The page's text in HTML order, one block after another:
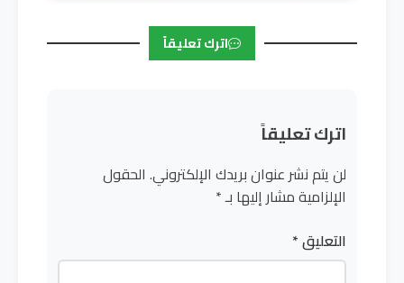
اترك تعليقاً
اترك تعليقاً
لن يتم نشر عنوان بريدك الإلكتروني. الحقول
الإلزامية مشار إليها بـ*
التعليق*